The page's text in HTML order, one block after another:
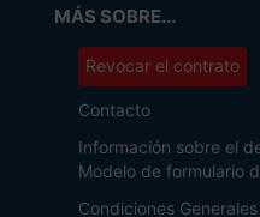
MÁS SOBRE...
Revocar el contrato
Contacto
Información sobre el
Modelo de formulario
Condiciones